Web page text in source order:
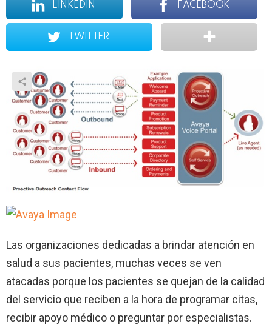
LINKEDIN FACEBOOK
TWITTER
Las organizaciones dedicadas a brindar atención en
salud a sus pacientes, muchas veces se ven
atacadas porque los pacientes se quejan de la calidad
del servicio que reciben a la hora de programar citas,
recibir apoyo médico o preguntar por especialistas.